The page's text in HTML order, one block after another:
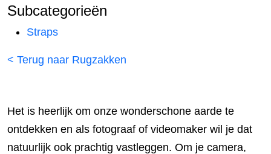
Subcategorieën
Straps
< Terug naar Rugzakken
Het is heerlijk om onze wonderschone aarde te
ontdekken en als fotograaf of videomaker wil je dat
natuurlijk ook prachtig vastleggen. Om je camera,